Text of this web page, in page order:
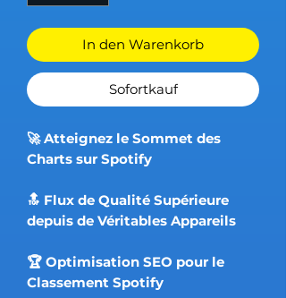
In den Warenkorb
Sofortkauf
🚀 Atteignez le Sommet des
Charts sur Spotify
🔝 Flux de Qualité Supérieure
depuis de Véritables Appareils
🏆 Optimisation SEO pour le
Classement Spotify